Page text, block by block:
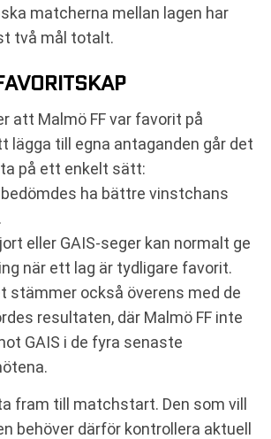
matcherna mellan lagen har
två mål totalt.
att Malmö FF var favorit på
lägga till egna antaganden går det
på ett enkelt sätt:
ha bättre vinstchans
eller GAIS-seger kan normalt ge
när ett lag är tydligare favorit.
stämmer också överens med de
resultaten, där Malmö FF inte
GAIS i de fyra senaste
fram till matchstart. Den som vill
behöver därför kontrollera aktuell